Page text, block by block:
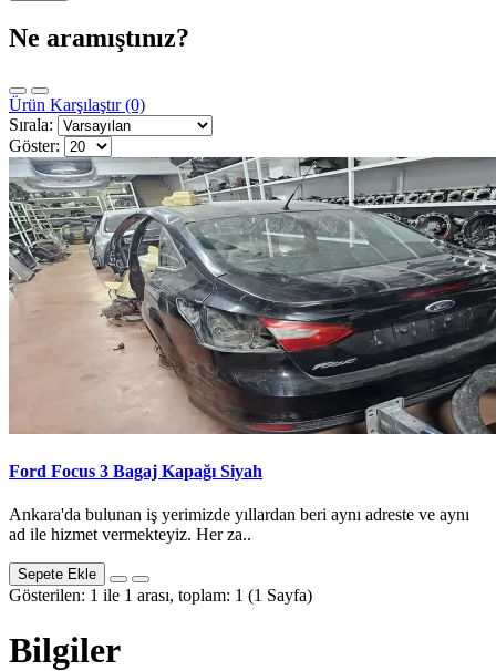
Ne aramıştınız?
Ürün Karşılaştır (0)
Sırala:
Göster:
Ford Focus 3 Bagaj Kapağı Siyah
Ankara'da bulunan iş yerimizde yıllardan beri aynı adreste ve aynı
ad ile hizmet vermekteyiz. Her za..
Sepete Ekle
Gösterilen: 1 ile 1 arası, toplam: 1 (1 Sayfa)
Bilgiler